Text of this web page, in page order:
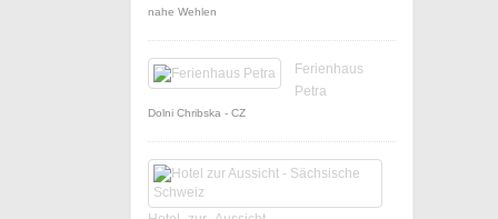
nahe Wehlen
Ferienhaus
Petra
Dolni Chribska - CZ